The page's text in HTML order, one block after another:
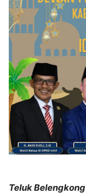
Teluk Belengkong